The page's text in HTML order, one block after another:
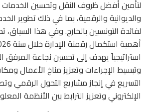
لتأمين أفضل ظروف النقل وتحسين الخدمات
والديوانية والرقمية، بما في ذلك تطوير
لفائدة التونسيين بالخارج. وفي هذا السياق،
استراتيجياً يهدف إلى تحسين نجاعة
وتبسيط الإجراءات وتعزيز مناخ الأعمال
التسريع في إنجاز مشاريع التحول الرقمي
الإلكتروني وتعزيز الترابط بين الأنظمة